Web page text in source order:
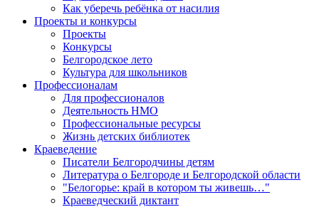
Как уберечь ребёнка от насилия
Проекты и конкурсы
Проекты
Конкурсы
Белгородское лето
Культура для школьников
Профессионалам
Для профессионалов
Деятельность НМО
Профессиональные ресурсы
Жизнь детских библиотек
Краеведение
Писатели Белгородчины детям
Литература о Белгороде и Белгородской области
"Белогорье: край в котором ты живешь…"
Краеведческий диктант